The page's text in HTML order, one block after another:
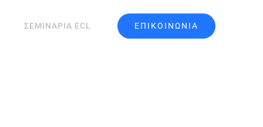
ΣΕΜΙΝΑΡΙΑ ECL ΕΠΙΚΟΙΝΩΝΙΑ